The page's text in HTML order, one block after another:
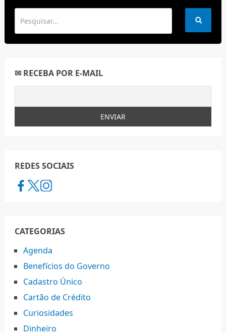
✉ RECEBA POR E-MAIL
REDES SOCIAIS
CATEGORIAS
Agenda
Benefícios do Governo
Cadastro Único
Cartão de Crédito
Curiosidades
Dinheiro